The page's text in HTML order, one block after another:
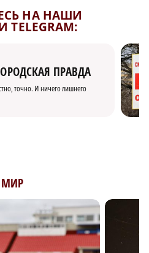
НА НАШИ
ПРАВДА
точно. И ничего лишнего